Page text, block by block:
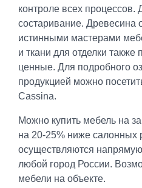
контроле всех процессов.
состаривание. Древесина
истинными мастерами
и ткани для отделки
ценные. Для подробного
продукцией можно
Cassina.
Можно купить мебель на
на 20-25% ниже салонных
осуществляются
любой город России.
мебели на объекте.